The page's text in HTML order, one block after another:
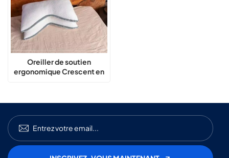
Oreiller de soutien
ergonomique Crescent en